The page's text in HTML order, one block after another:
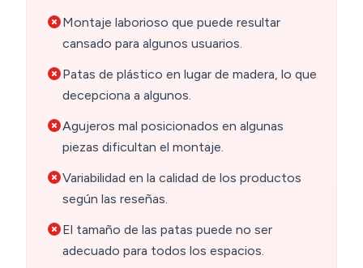
Montaje laborioso que puede resultar
cansado para algunos usuarios.
Patas de plástico en lugar de madera, lo que
decepciona a algunos.
Agujeros mal posicionados en algunas
piezas dificultan el montaje.
Variabilidad en la calidad de los productos
según las reseñas.
El tamaño de las patas puede no ser
adecuado para todos los espacios.